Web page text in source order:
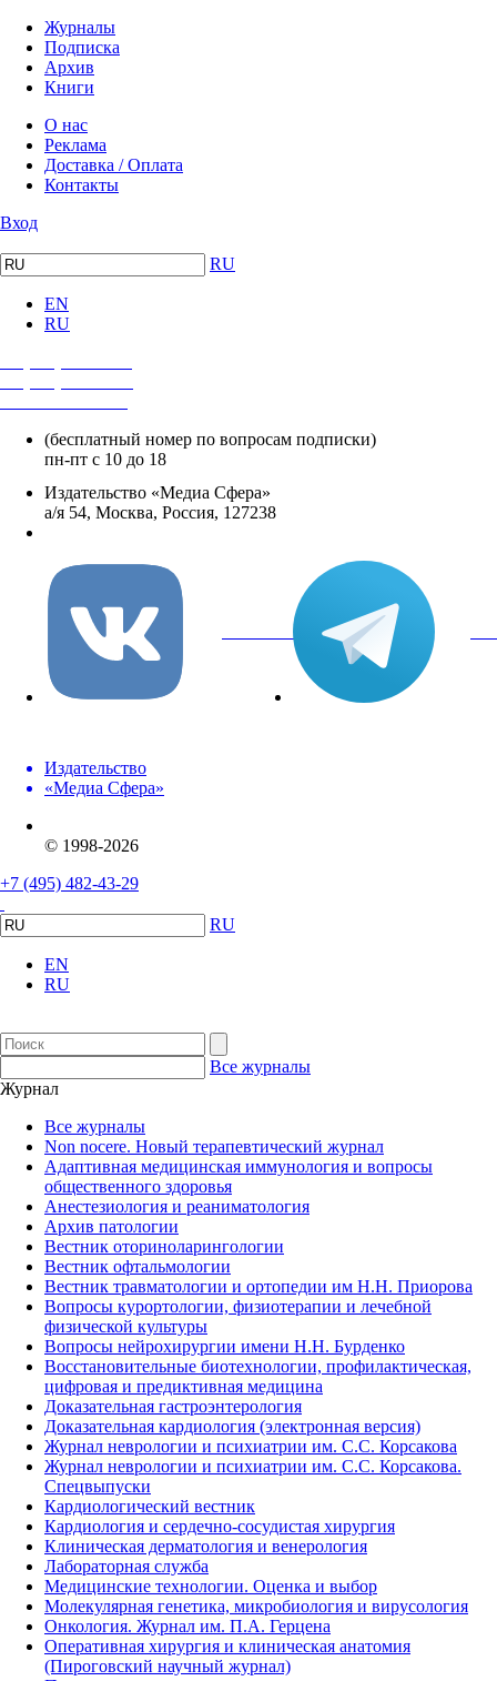
Журналы
Подписка
Архив
Книги
О нас
Реклама
Доставка / Оплата
Контакты
Вход
RU
EN
RU
(бесплатный номер по вопросам подписки)
пн-пт с 10 до 18
Издательство «Медиа Сфера»
а/я 54, Москва, Россия, 127238
вКонтакте
Издательство
«Медиа Сфера»
© 1998-2026
+7 (495) 482-43-29
RU
EN
RU
Все журналы
Журнал
Все журналы
Non nocere. Новый терапевтический журнал
Адаптивная медицинская иммунология и вопросы
общественного здоровья
Анестезиология и реаниматология
Архив патологии
Вестник оториноларингологии
Вестник офтальмологии
Вестник травматологии и ортопедии им Н.Н. Приорова
Вопросы курортологии, физиотерапии и лечебной
физической культуры
Вопросы нейрохирургии имени Н.Н. Бурденко
Восстановительные биотехнологии, профилактическая,
цифровая и предиктивная медицина
Доказательная гастроэнтерология
Доказательная кардиология (электронная версия)
Журнал неврологии и психиатрии им. С.С. Корсакова
Журнал неврологии и психиатрии им. С.С. Корсакова.
Спецвыпуски
Кардиологический вестник
Кардиология и сердечно-сосудистая хирургия
Клиническая дерматология и венерология
Лабораторная служба
Медицинские технологии. Оценка и выбор
Молекулярная генетика, микробиология и вирусология
Онкология. Журнал им. П.А. Герцена
Оперативная хирургия и клиническая анатомия
(Пироговский научный журнал)